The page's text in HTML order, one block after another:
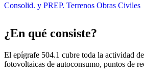
Consolid. y PREP. Terrenos Obras Civiles
¿En qué consiste?
El epígrafe 504.1 cubre toda la actividad
fotovoltaicas de autoconsumo, puntos de